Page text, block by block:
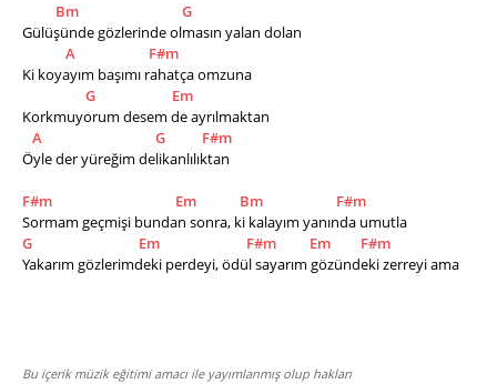
Bm
G
Gülüşünde gözlerinde olmasın yalan dolan
A
F#m
Ki koyayım başımı rahatça omzuna
G
Em
Korkmuyorum desem de ayrılmaktan
A
G
F#m
Öyle der yüreğim delikanlılıktan
F#m Em Bm
F#m
Sormam geçmişi bundan sonra, ki kalayım yanında umutla
G
Em F#m Em
F#m
Yakarım gözlerimdeki perdeyi, ödül sayarım gözündeki zerreyi ama
Bu içerik müzik eğitimi amacı ile yayımlanmış olup hakları